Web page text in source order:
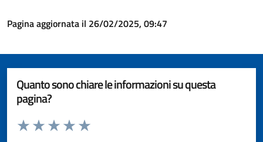
Pagina aggiornata il 26/02/2025, 09:47
Quanto sono chiare le informazioni su questa
pagina?
Valuta da 1 a 5 stelle la pagina